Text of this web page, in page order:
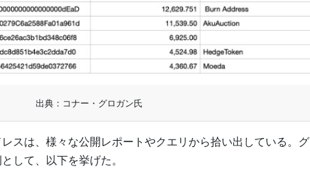
出典：コナー・グロガン氏
スは、様々な公開レポートやクエリから拾い出している。グ
して、以下を挙げた。